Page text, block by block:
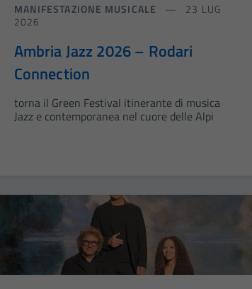
MANIFESTAZIONE MUSICALE
23 LUG
2026
Ambria Jazz 2026 – Rodari
Connection
torna il Green Festival itinerante di musica
Jazz e contemporanea nel cuore delle Alpi